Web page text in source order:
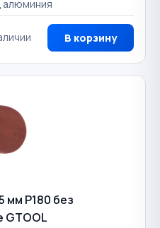
алюминия
В корзину
мм Р180 без
GTOOL